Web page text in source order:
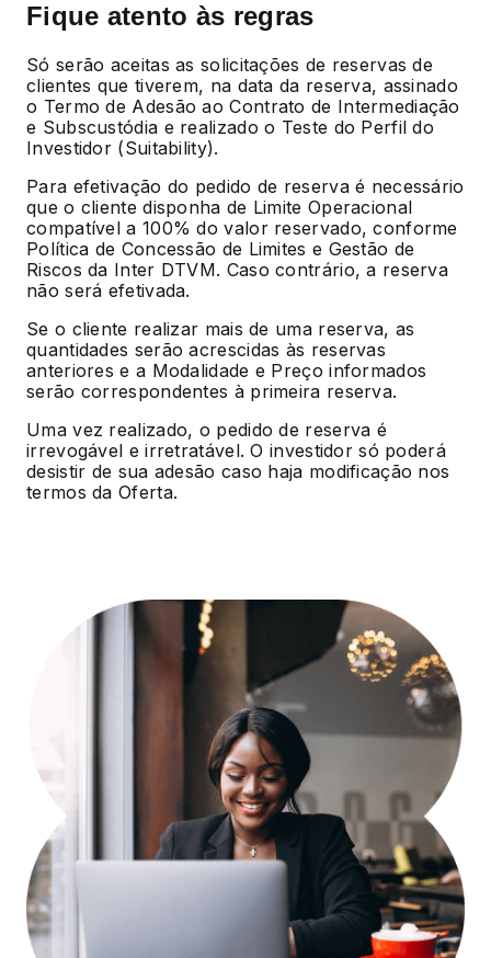
Fique atento às regras
Só serão aceitas as solicitações de reservas de
clientes que tiverem, na data da reserva, assinado
o Termo de Adesão ao Contrato de Intermediação
e Subscustódia e realizado o Teste do Perfil do
Investidor (Suitability).
Para efetivação do pedido de reserva é necessário
que o cliente disponha de Limite Operacional
compatível a 100% do valor reservado, conforme
Política de Concessão de Limites e Gestão de
Riscos da Inter DTVM. Caso contrário, a reserva
não será efetivada.
Se o cliente realizar mais de uma reserva, as
quantidades serão acrescidas às reservas
anteriores e a Modalidade e Preço informados
serão correspondentes à primeira reserva.
Uma vez realizado, o pedido de reserva é
irrevogável e irretratável. O investidor só poderá
desistir de sua adesão caso haja modificação nos
termos da Oferta.